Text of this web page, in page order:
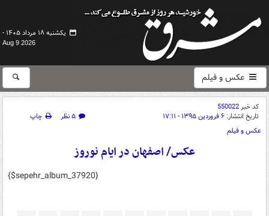
یکشنبه ۱۸ مرداد ۱۴۰۵ -
Aug 9 2026
عکس و فیلم
کد خبر550022
تاریخ انتشار: ۶ فروردین ۱۳۹۵ - ۱۷:۱۱ ۵ نظر
چاپ
عکس و فیلم
عکس/ اصفهان در ایام نوروز
{$sepehr_album_37920}